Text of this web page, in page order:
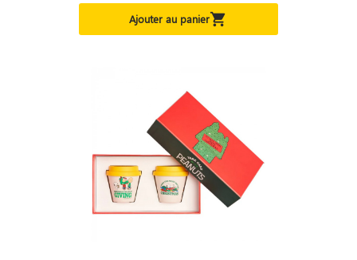
Ajouter au panier